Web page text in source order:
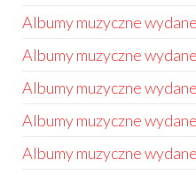
Albumy muzyczne
Albumy muzyczne
Albumy muzyczne
Albumy muzyczne
Albumy muzyczne